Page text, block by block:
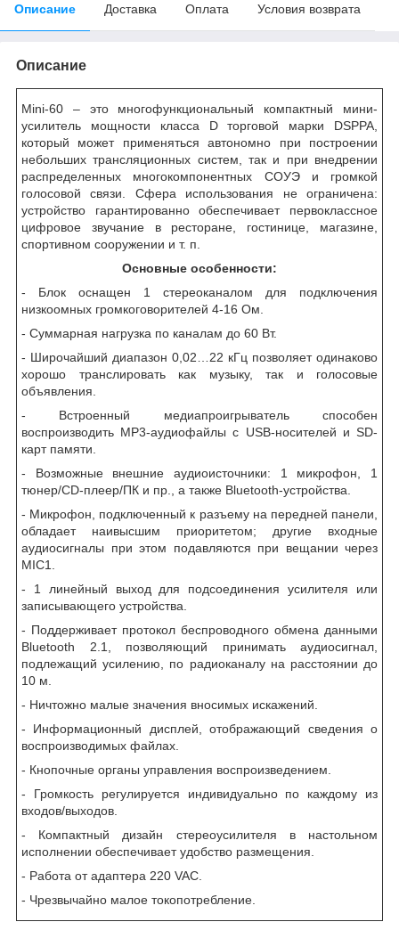
Описание Доставка Оплата Условия возврата
Описание
Mini-60 – это многофункциональный компактный мини-
усилитель мощности класса Dторговой марки DSPPA,
который может применяться автономно при построении
небольших трансляционных систем, так и при внедрении
распределенных многокомпонентных СОУЭ и громкой
голосовой связи. Сфера использования не ограничена:
устройство гарантированно обеспечивает первоклассное
цифровое звучание в ресторане, гостинице, магазине,
спортивном сооружении и т. п.
Основные особенности:
- Блок оснащен 1 стереоканалом для подключения
низкоомных громкоговорителей 4-16 Ом.
- Суммарная нагрузка по каналам до 60 Вт.
- Широчайший диапазон 0,02…22 кГц позволяет одинаково
хорошо транслировать как музыку, так и голосовые
объявления.
- Встроенный медиапроигрыватель способен
воспроизводить МР3-аудиофайлы с USB-носителей иSD-
карт памяти.
- Возможные внешние аудиоисточники: 1 микрофон, 1
тюнер/CD-плеер/ПК и пр., а также Bluetooth-устройства.
- Микрофон, подключенный к разъему на передней панели,
обладает наивысшим приоритетом; другие входные
аудиосигналы при этом подавляются при вещании через
MIC1.
- 1 линейный выход для подсоединения усилителя или
записывающего устройства.
- Поддерживает протокол беспроводного обмена данными
Bluetooth 2.1, позволяющий принимать аудиосигнал,
подлежащий усилению, по радиоканалу на расстоянии до
10 м.
- Ничтожно малые значения вносимых искажений.
- Информационный дисплей, отображающий сведения о
воспроизводимых файлах.
- Кнопочные органы управления воспроизведением.
- Громкость регулируется индивидуально по каждому из
входов/выходов.
- Компактный дизайн стереоусилителя в настольном
исполнении обеспечивает удобство размещения.
- Работа от адаптера 220 VAC.
- Чрезвычайно малое токопотребление.